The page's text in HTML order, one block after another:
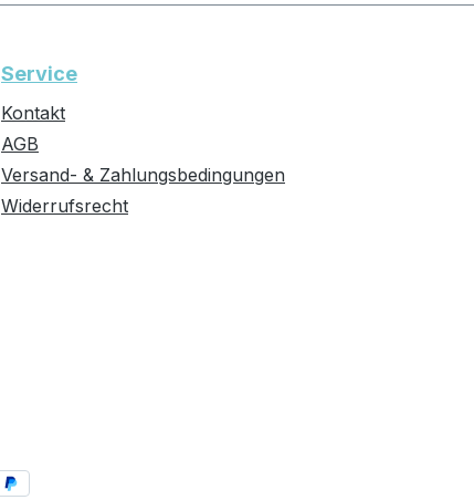
Service
Kontakt
AGB
Versand- & Zahlungsbedingungen
Widerrufsrecht